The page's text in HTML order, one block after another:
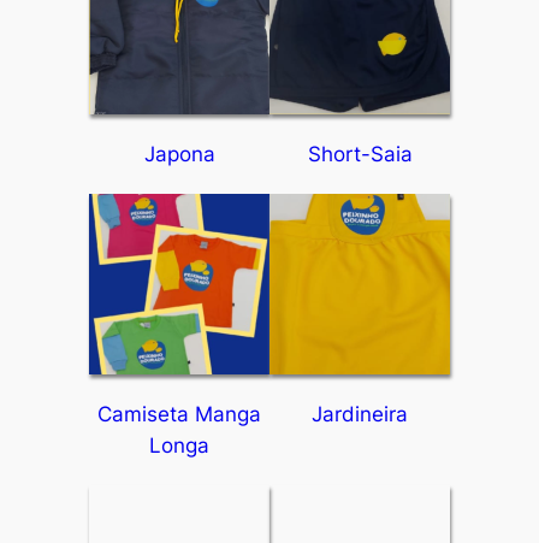
Japona Short-Saia
Camiseta Manga
Longa
Jardineira